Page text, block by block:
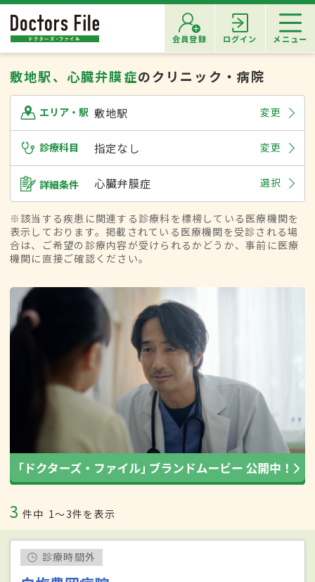
会員登録 ログイン メニュー
敷地駅、心臓弁膜症のクリニック・病院
エリア・駅 敷地駅 変更
診療科目 指定なし 変更
詳細条件 心臓弁膜症 選択
※該当する疾患に関連する診療科を標榜している医療機関を
表示しております。掲載されている医療機関を受診される場
合は、ご希望の診療内容が受けられるかどうか、事前に医療
機関に直接ご確認ください。
3 件中 1〜3件を表示
診療時間外